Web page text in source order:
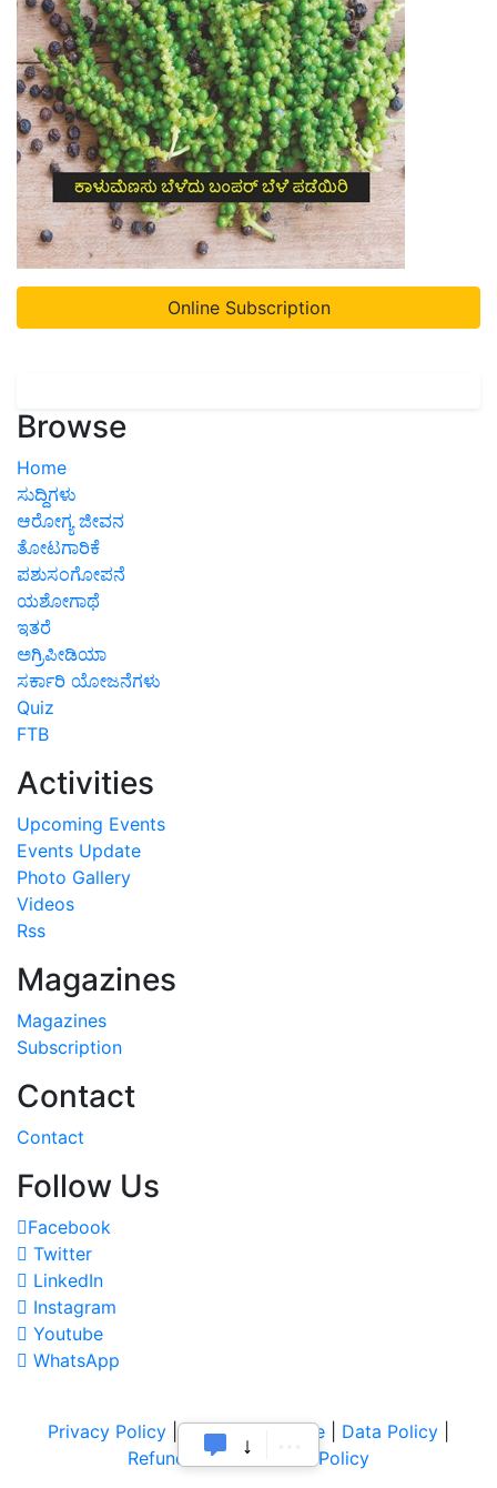
Online Subscription
Browse
Home
ಸುದ್ದಿಗಳು
ಆರೋಗ್ಯ ಜೀವನ
ತೋಟಗಾರಿಕೆ
ಪಶುಸಂಗೋಪನೆ
ಯಶೋಗಾಥೆ
ಇತರೆ
ಅಗ್ರಿಪೀಡಿಯಾ
ಸರ್ಕಾರಿ ಯೋಜನೆಗಳು
Quiz
FTB
Activities
Upcoming Events
Events Update
Photo Gallery
Videos
Rss
Magazines
Magazines
Subscription
Contact
Contact
Follow Us
Facebook
Twitter
LinkedIn
Instagram
Youtube
WhatsApp
Privacy Policy |Terms of Service Data Policy
Refund & Cancellation Policy